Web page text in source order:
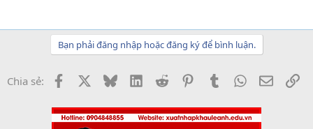
Bạn phải đăng nhập hoặc đăng ký để bình luận.
Chia sẻ: Facebook BlueskyLinkedInReddit PinterestTumblrWhatsApp
Email